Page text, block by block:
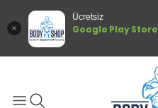
Ücretsiz
Google Play Store